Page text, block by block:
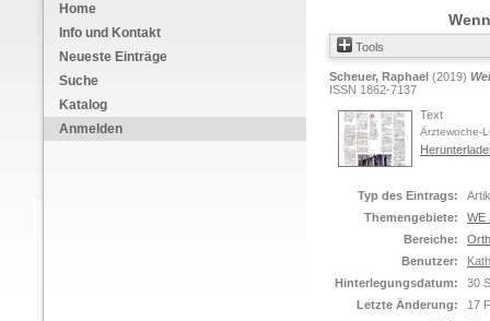
Home
Info und Kontakt
Neueste Einträge
Suche
Katalog
Anmelden
Tools
Scheuer, Raphael (2019)
ISSN 1862-7137
Text
Ärztewoche-
Typ des Eintrags:
Themengebiete:
WE
Bereiche:
Benutzer:
Hinterlegungsdatum:
30
Letzte Änderung:
17